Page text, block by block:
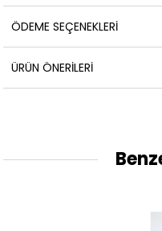
ÖDEME SEÇENEKLERI
ÜRÜN ÖNERILERI